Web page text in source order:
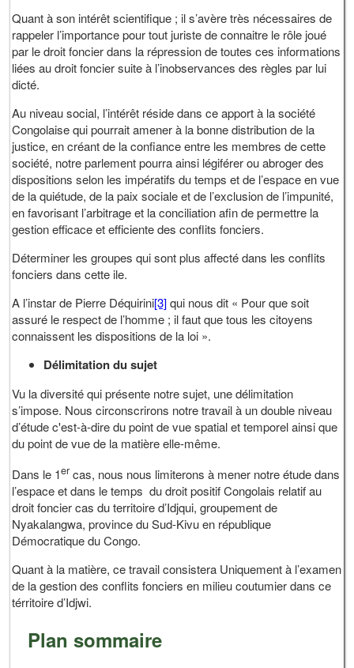
Quant à son intérêt scientifique ; il s’avère très nécessaires de
rappeler l’importance pour tout juriste de connaitre le rôle joué
par le droit foncier dans la répression de toutes ces informations
liées au droit foncier suite à l’inobservances des règles par lui
dicté.
Au niveau social, l’intérêt réside dans ce apport à la société
Congolaise qui pourrait amener à la bonne distribution de la
justice, en créant de la confiance entre les membres de cette
société, notre parlement pourra ainsi légiférer ou abroger des
dispositions selon les impératifs du temps et de l’espace en vue
de la quiétude, de la paix sociale et de l’exclusion de l’impunité,
en favorisant l’arbitrage et la conciliation afin de permettre la
gestion efficace et efficiente des conflits fonciers.
Déterminer les groupes qui sont plus affecté dans les conflits
fonciers dans cette ile.
A l’instar de Pierre Déquirini[3]qui nous dit « Pour que soit
assuré le respect de l’homme ; il faut que tous les citoyens
connaissent les dispositions de la loi ».
Délimitation du sujet
Vu la diversité qui présente notre sujet, une délimitation
s’impose. Nous circonscrirons notre travail à un double niveau
d’étude c'est-à-dire du point de vue spatial et temporel ainsi que
du point de vue de la matière elle-même.
Dans le 1er cas, nous nous limiterons à mener notre étude dans
l’espace et dans le temps du droit positif Congolais relatif au
droit foncier cas du territoire d’Idjqui, groupement de
Nyakalangwa, province du Sud-Kivu en république
Démocratique du Congo.
Quant à la matière, ce travail consistera Uniquement à l’examen
de la gestion des conflits fonciers en milieu coutumier dans ce
térritoire d’Idjwi.
Plan sommaire